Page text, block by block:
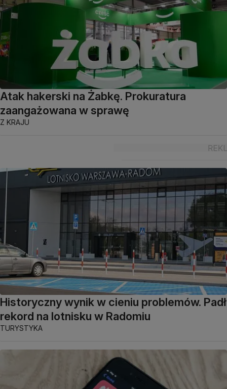
Atak hakerski na Żabkę. Prokuratura
zaangażowana w sprawę
Z KRAJU
Historyczny wynik w cieniu problemów. Padł
rekord na lotnisku w Radomiu
TURYSTYKA